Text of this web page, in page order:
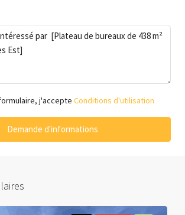
j'accepte Conditions d'utilisation
Demande d'informations